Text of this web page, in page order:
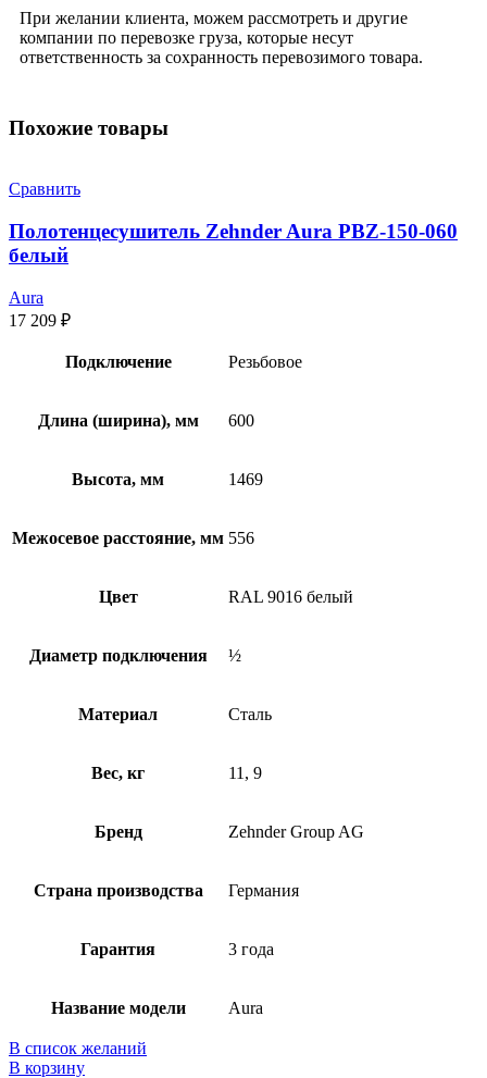
При желании клиента, можем рассмотреть и другие
компании по перевозке груза, которые несут
ответственность за сохранность перевозимого товара.
Похожие товары
Сравнить
Полотенцесушитель Zehnder Aura PBZ-150-060
белый
Aura
17 209 ₽
Подключение Резьбовое
Длина (ширина), мм 600
Высота, мм 1469
Межосевое расстояние, мм 556
Цвет RAL 9016 белый
Диаметр подключения ½
Материал Сталь
Вес, кг 11, 9
Бренд Zehnder Group AG
Страна производства Германия
Гарантия 3 года
Название модели Aura
В список желаний
В корзину